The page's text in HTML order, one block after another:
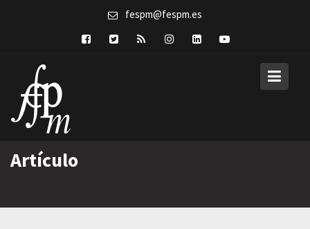
fespm@fespm.es
Artículo